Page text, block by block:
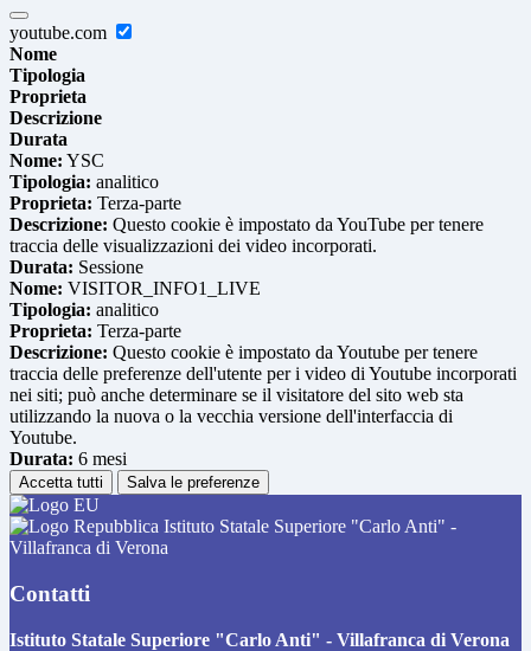
youtube.com
Nome
Tipologia
Proprieta
Descrizione
Durata
Nome: YSC
Tipologia: analitico
Proprieta: Terza-parte
Descrizione: Questo cookie è impostato da YouTube per tenere
traccia delle visualizzazioni dei video incorporati.
Durata: Sessione
Nome: VISITOR_INFO1_LIVE
Tipologia: analitico
Proprieta: Terza-parte
Descrizione: Questo cookie è impostato da Youtube per tenere
traccia delle preferenze dell'utente per i video di Youtube incorporati
nei siti; può anche determinare se il visitatore del sito web sta
utilizzando la nuova o la vecchia versione dell'interfaccia di
Youtube.
Durata: 6 mesi
Accetta tutti Salva le preferenze
Istituto Statale Superiore "Carlo Anti" -
Villafranca di Verona
Contatti
Istituto Statale Superiore "Carlo Anti" - Villafranca di Verona